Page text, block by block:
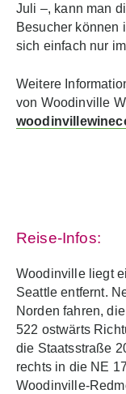
Juli –, kann man
Besucher können
sich einfach nur
Weitere
von Woodinville
Reise-Infos:
Woodinville liegt
Seattle entfernt.
Norden fahren,
522 ostwärts
die Staatsstraße
rechts in die NE
Woodinville-